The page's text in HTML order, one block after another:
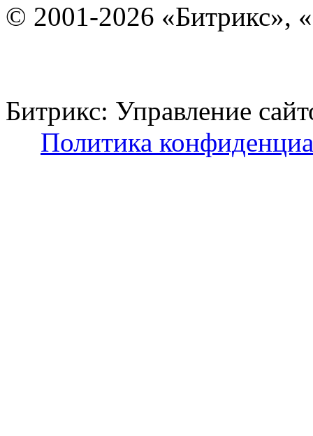
© 2001-2026 «Битрикс»,
Битрикс: Управление
Политика